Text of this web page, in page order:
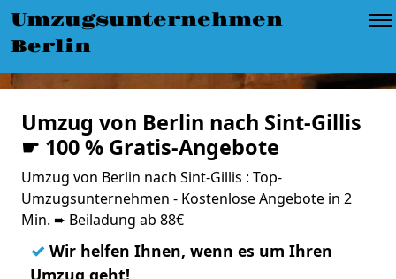
Umzugsunternehmen
Berlin
Umzug von Berlin nach Sint-Gillis
☛ 100 % Gratis-Angebote
Umzug von Berlin nach Sint-Gillis : Top-
Umzugsunternehmen - Kostenlose Angebote in 2
Min. ➨ Beiladung ab 88€
✓ Wir helfen Ihnen, wenn es um Ihren
Umzug geht!